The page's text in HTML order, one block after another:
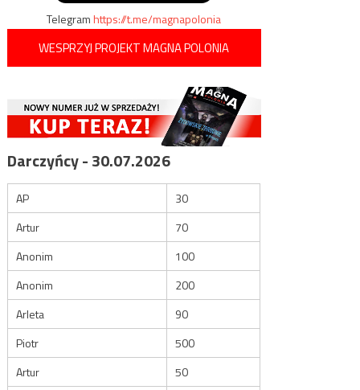
Telegramhttps://t.me/magnapolonia
WESPRZYJ PROJEKT MAGNA POLONIA
Darczyńcy - 30.07.2026
AP
30
Artur
70
Anonim
100
Anonim
200
Arleta
90
Piotr
500
Artur
50